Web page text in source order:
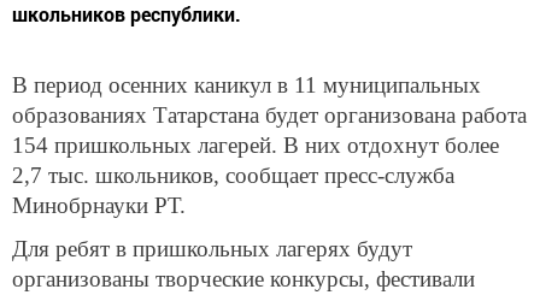
школьников республики.
В период осенних каникул в 11 муниципальных
образованиях Татарстана будет организована работа
154 пришкольных лагерей. В них отдохнут более
2,7 тыс. школьников, сообщает пресс-служба
Минобрнауки РТ.
Для ребят в пришкольных лагерях будут
организованы творческие конкурсы, фестивали